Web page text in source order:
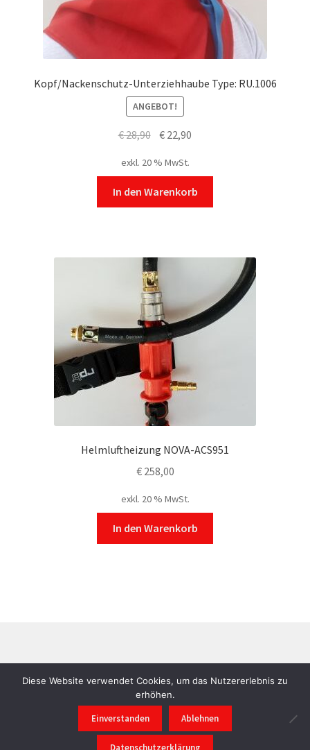
Kopf/Nackenschutz-Unterziehhaube Type: RU.1006
ANGEBOT!
€28,90 Ursprünglicher
war:
€ 28,90
€ 22,90
€ 22,90.
exkl. 20 % MwSt.
In den Warenkorb
Helmluftheizung NOVA-ACS951
€258,00
exkl. 20 % MwSt.
In den Warenkorb
©RUBY Sandstrahl- und Drucklufttechnik AGB|
Impressum
Diese Website verwendet Cookies, um das Nutzererlebnis zu
erhöhen.
Einverstanden Ablehnen
Datenschutzerklärung